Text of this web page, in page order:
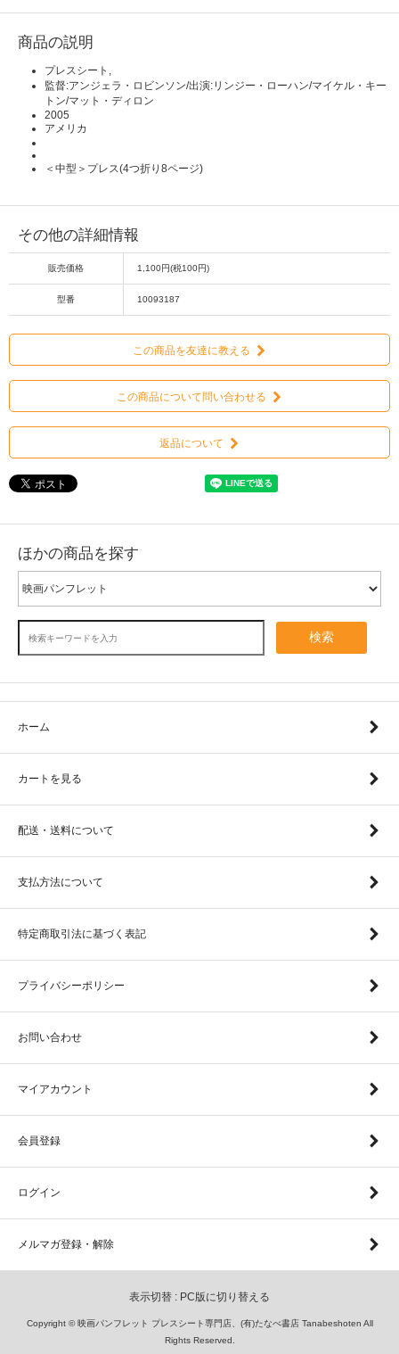
商品の説明
プレスシート,
監督:アンジェラ・ロビンソン/出演:リンジー・ローハン/マイケル・キー
トン/マット・ディロン
2005
アメリカ
＜中型＞プレス(4つ折り8ページ)
その他の詳細情報
販売価格 1,100円(税100円)
型番 10093187
この商品を友達に教える
この商品について問い合わせる
返品について
ほかの商品を探す
検索
ホーム
カートを見る
配送・送料について
支払方法について
特定商取引法に基づく表記
プライバシーポリシー
お問い合わせ
マイアカウント
会員登録
ログイン
メルマガ登録・解除
表示切替 : PC版に切り替える
Copyright © 映画パンフレット プレスシート専門店、(有)たなべ書店 Tanabeshoten All
Rights Reserved.